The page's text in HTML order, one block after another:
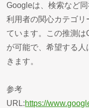
Googleは、検索など
利用者の関心カテゴリ
ています。この推測は
が可能で、希望する
きます。
参考
URL:https://